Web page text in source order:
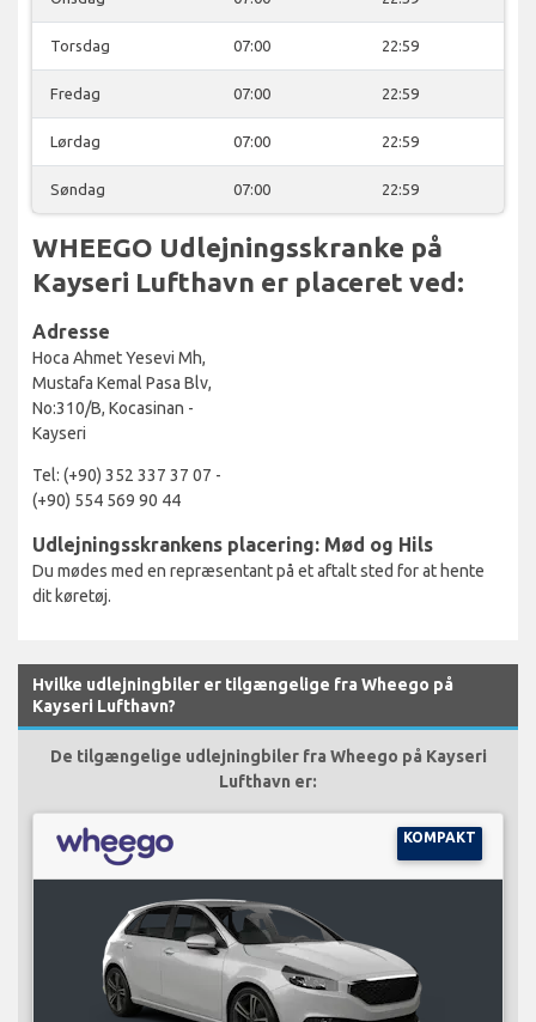
Torsdag 07:00 22:59
Fredag 07:00 22:59
Lørdag 07:00 22:59
Søndag 07:00 22:59
WHEEGO Udlejningsskranke på
Kayseri Lufthavn er placeret ved:
Adresse
Hoca Ahmet Yesevi Mh,
Mustafa Kemal Pasa Blv,
No:310/B, Kocasinan -
Kayseri
Tel: (+90) 352 337 37 07 -
(+90) 554 569 90 44
Udlejningsskrankens placering: Mød og Hils
Du mødes med en repræsentant på et aftalt sted for at hente
dit køretøj.
Hvilke udlejningbiler er tilgængelige fra Wheego på
Kayseri Lufthavn?
De tilgængelige udlejningbiler fra Wheego på Kayseri
Lufthavn er:
KOMPAKT